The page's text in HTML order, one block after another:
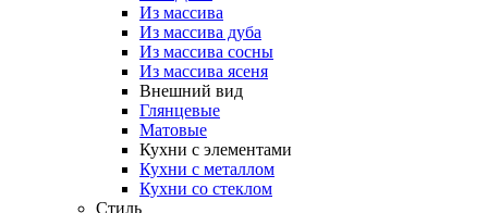
Из массива
Из массива дуба
Из массива сосны
Из массива ясеня
Внешний вид
Глянцевые
Матовые
Кухни с элементами
Кухни с металлом
Кухни со стеклом
Стиль